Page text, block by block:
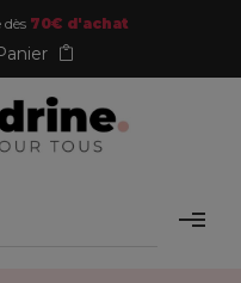
70€ d'achat